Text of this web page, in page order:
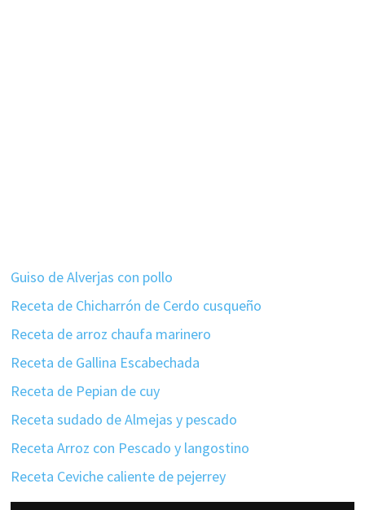
Guiso de Alverjas con pollo
Receta de Chicharrón de Cerdo cusqueño
Receta de arroz chaufa marinero
Receta de Gallina Escabechada
Receta de Pepian de cuy
Receta sudado de Almejas y pescado
Receta Arroz con Pescado y langostino
Receta Ceviche caliente de pejerrey